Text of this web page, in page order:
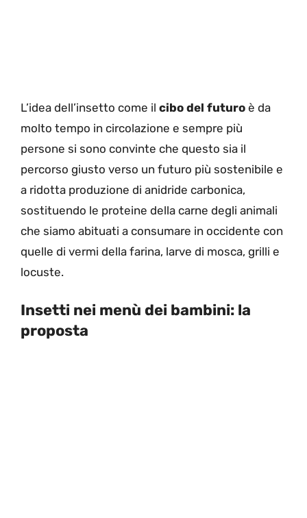
L’idea dell’insetto come il cibo del futuro è da
molto tempo in circolazione e sempre più
persone si sono convinte che questo sia il
percorso giusto verso un futuro più sostenibile e
a ridotta produzione di anidride carbonica,
sostituendo le proteine della carne degli animali
che siamo abituati a consumare in occidente con
quelle di vermi della farina, larve di mosca, grilli e
locuste.
Insetti nei menù dei bambini: la
proposta